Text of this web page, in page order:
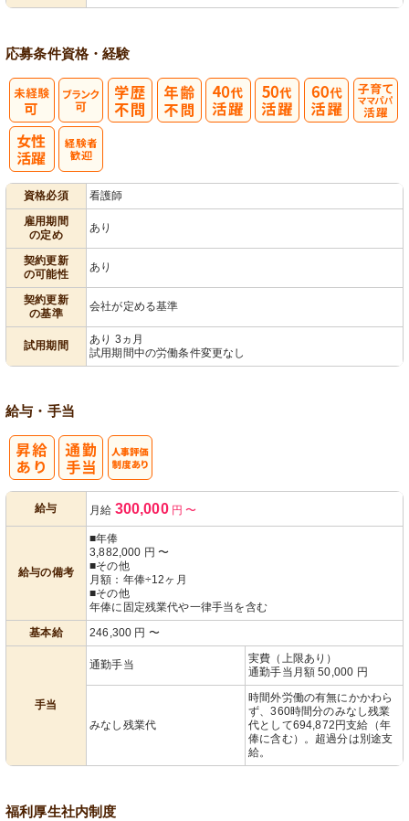
応募条件資格・経験
資格必須
看護師
雇用期間
の定め
あり
契約更新
の可能性
あり
契約更新
の基準
会社が定める基準
試用期間
あり 3ヵ月
試用期間中の労働条件変更なし
給与・手当
給与 月給 300,000円〜
給与の備考
■年俸
3,882,000 円〜
■その他
月額：年俸÷12ヶ月
■その他
年俸に固定残業代や一律手当を含む
基本給
246,300 円 〜
手当
通勤手当
実費（上限あり）
通勤手当月額 50,000 円
みなし残業代
時間外労働の有無にかかわら
ず、360時間分のみなし残業
代として694,872円支給（年
俸に含む）。超過分は別途支
給。
福利厚生社内制度